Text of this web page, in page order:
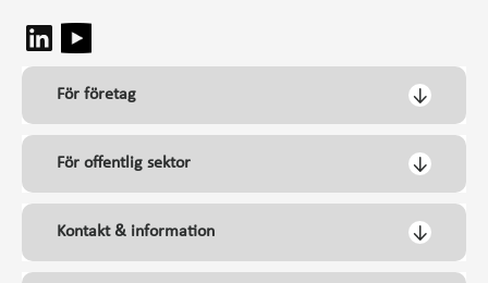
För företag
För offentlig sektor
Kontakt & information